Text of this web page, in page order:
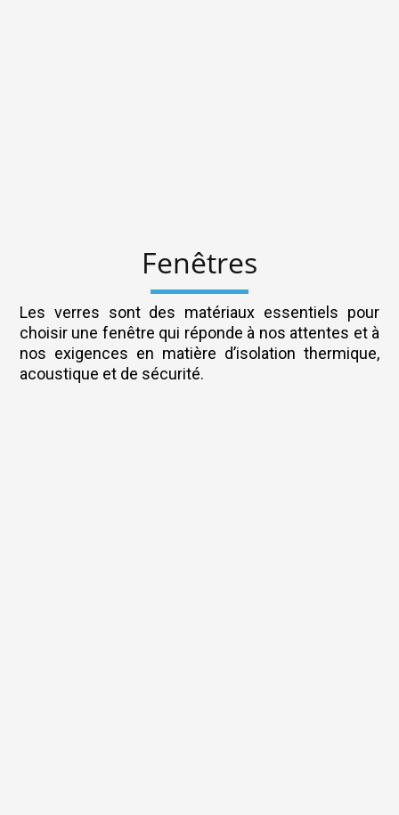
Fenêtres
Les verres sont des matériaux essentiels pour
choisir une fenêtre qui réponde à nos attentes et à
nos exigences en matière d’isolation thermique,
acoustique et de sécurité.